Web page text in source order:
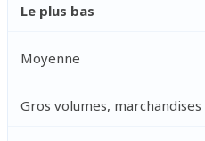
Le plus bas
Moyenne
Gros volumes,